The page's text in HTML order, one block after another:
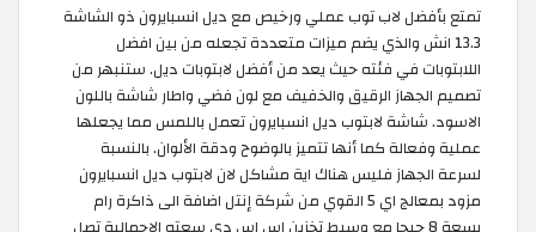
تمتع بأفضل لاب توب عملي ورخيص مع ديل انسبايرون ذو الشاشة
13.3 انش والذي يضم ميزات متعددة تجعله من بين افضل
اللابتوبات في فئته حيث يعد من أفضل لابتوبات ديل. ستنبهر من
تصميم الجهاز الرقيق والخفيف مع لون فضي واطار شاشة باللون
الاسود. شاشة لابتوب ديل انسبايرون تعمل باللمس مما يجعلها
عملية وفعالة كما أنها تتميز بالوضوح ودقة الألوان. بالنسبة
لسرعة الجهاز فليس هناك اية مشاكل لان لابتوب ديل انسبايرون
مزود بمعالج اي 5 القوي من شركة إنتل اضافة الى ذاكرة رام